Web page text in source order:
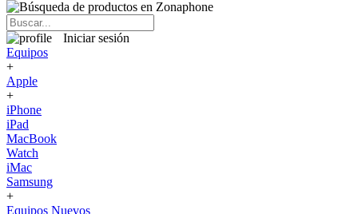
Iniciar sesión
Equipos
+
Apple
+
iPhone
iPad
MacBook
Watch
iMac
Samsung
+
Equipos Nuevos